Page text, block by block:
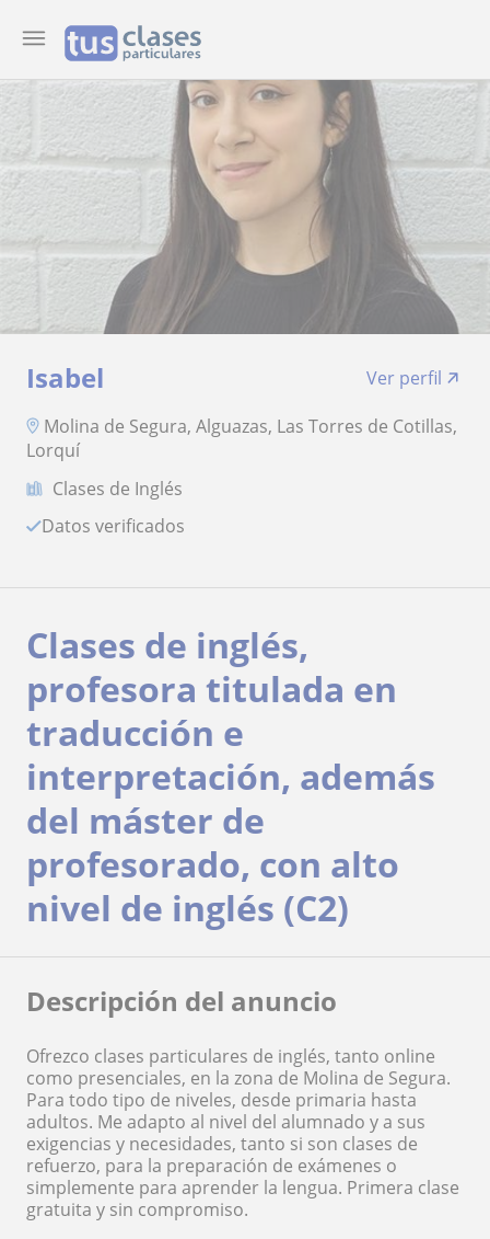
Isabel
Ver perfil
Molina de Segura, Alguazas, Las Torres de Cotillas,
Lorquí
Clases de Inglés
Datos verificados
Clases de inglés,
profesora titulada en
traducción e
interpretación, además
del máster de
profesorado, con alto
nivel de inglés (C2)
Descripción del anuncio
Ofrezco clases particulares de inglés, tanto online
como presenciales, en la zona de Molina de Segura.
Para todo tipo de niveles, desde primaria hasta
adultos. Me adapto al nivel del alumnado y a sus
exigencias y necesidades, tanto si son clases de
refuerzo, para la preparación de exámenes o
simplemente para aprender la lengua. Primera clase
gratuita y sin compromiso.